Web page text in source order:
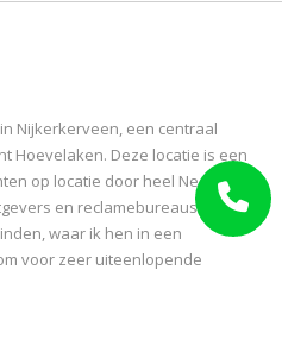
Nijkerkerveen, een centraal
Hoevelaken. Deze locatie is een
op locatie door heel Nederland.
en reclamebureaus weten
waar ik hen in een
voor zeer uiteenlopende